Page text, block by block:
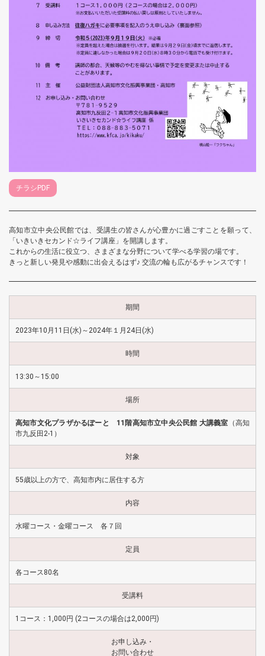
チラシPDF
高知市立中央公民館では、受講生の皆さんが心豊かに過ごすことを願って、
「いきいきセカンド☆ライフ講座」を開講します。
これからの生活に役立つ、さまざまな分野について学べる学習の場です。
きっと新しい発見や感動に出会えるはず♪ 交流の輪も広がるチャンスです！
期間
2023年10月11日(水)～2024年１月24日(水)
時間
13:30～15:00
場所
高知市文化プラザかるぽーと 11階高知市立中央公民館 大講義室 （高知
市九反田2-1）
対象
55歳以上の方で、高知市内に居住する方
内容
水曜コース・金曜コース 各７回
定員
各コース80名
受講料
1コース：1,000円 (2コースの場合は2,000円)
お申し込み・
お問い合わせ